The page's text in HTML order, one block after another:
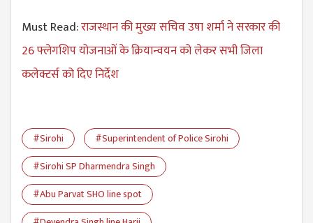
Must Read:राजस्थान की मुख्य सचिव उषा शर्मा ने सरकार की
26 फ्लेगशिप योजनाओं के क्रियान्वयन को लेकर सभी जिला
कलेक्टर्स को दिए निर्देश
#Sirohi
#Superintendent of Police Sirohi
#Sirohi SP Dharmendra Singh
#Abu Parvat SHO line spot